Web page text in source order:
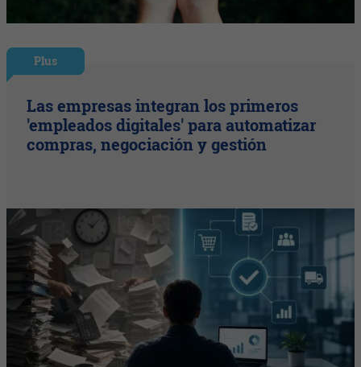
Plus
Las empresas integran los primeros
'empleados digitales' para automatizar
compras, negociación y gestión